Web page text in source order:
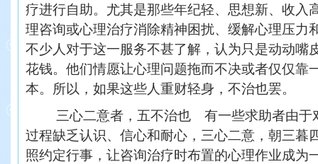
疗进行自助。尤其是那些年纪轻、思想新、收入
理咨询或心理治疗消除精神困扰、缓解心理压力
不少人对于这一服务不甚了解，认为只是动动嘴
花钱。他们情愿让心理问题拖而不决或者仅仅靠
本。所以，如果这些人重财轻身，不治也罢。
三心二意者，五不治也 有一些求助者由于
过程缺乏认识、信心和耐心，三心二意，朝三暮
照约定行事，让咨询治疗时布置的心理作业成为